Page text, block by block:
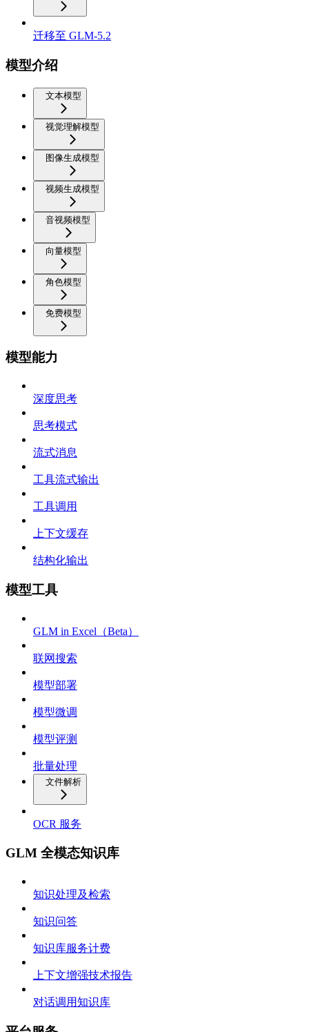
迁移至 GLM-5.2
模型介绍
文本模型
视觉理解模型
图像生成模型
视频生成模型
音视频模型
向量模型
角色模型
免费模型
模型能力
深度思考
思考模式
流式消息
工具流式输出
工具调用
上下文缓存
结构化输出
模型工具
GLM in Excel（Beta）
联网搜索
模型部署
模型微调
模型评测
批量处理
文件解析
OCR 服务
GLM 全模态知识库
知识处理及检索
知识问答
知识库服务计费
上下文增强技术报告
对话调用知识库